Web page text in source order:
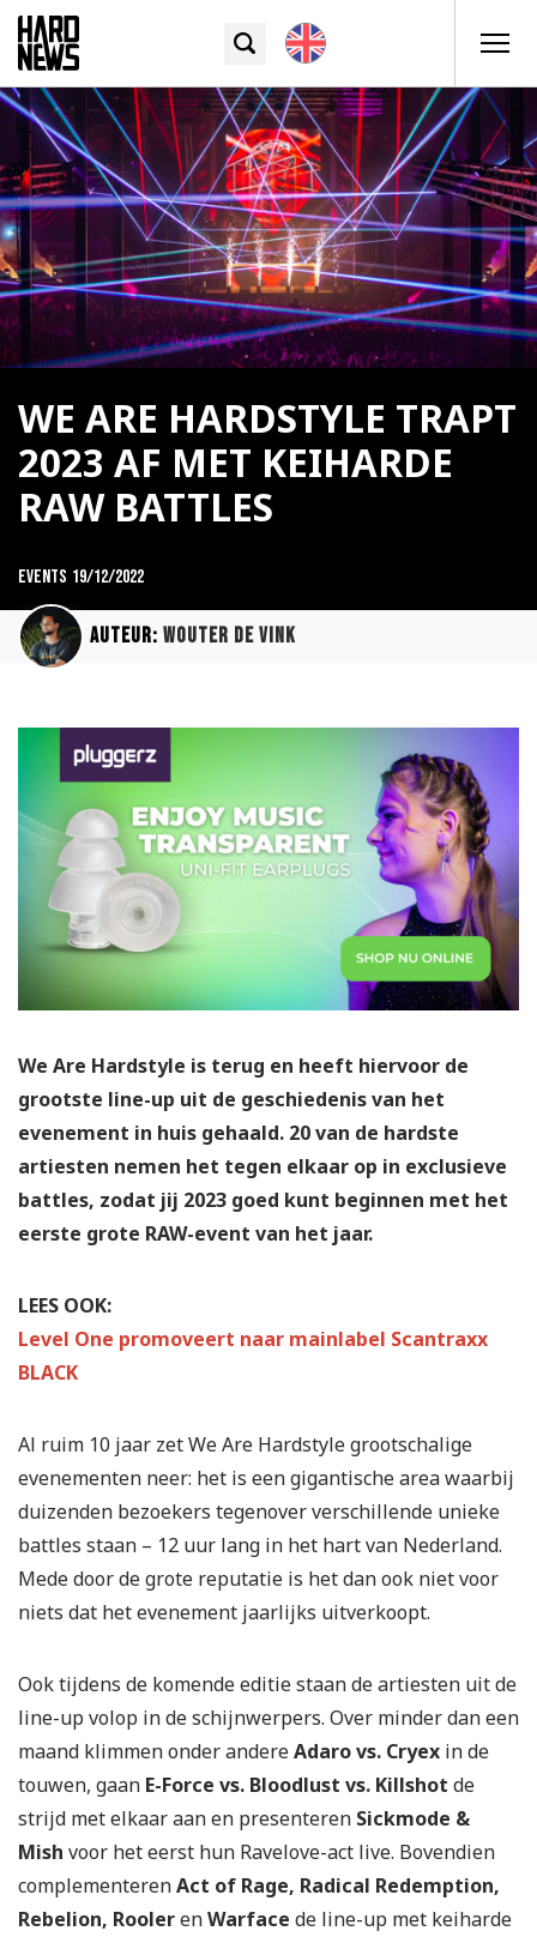
WE ARE HARDSTYLE TRAPT
2023 AF MET KEIHARDE
RAW BATTLES
Events 19/12/2022
Auteur: Wouter de Vink
We Are Hardstyle is terug en heeft hiervoor de
grootste line-up uit de geschiedenis van het
evenement in huis gehaald. 20 van de hardste
artiesten nemen het tegen elkaar op in exclusieve
battles, zodat jij 2023 goed kunt beginnen met het
eerste grote RAW-event van het jaar.
LEES OOK:
Level One promoveert naar mainlabel Scantraxx
BLACK
Al ruim 10 jaar zet We Are Hardstyle grootschalige
evenementen neer: het is een gigantische area waarbij
duizenden bezoekers tegenover verschillende unieke
battles staan – 12 uur lang in het hart van Nederland.
Mede door de grote reputatie is het dan ook niet voor
niets dat het evenement jaarlijks uitverkoopt.
Ook tijdens de komende editie staan de artiesten uit de
line-up volop in de schijnwerpers. Over minder dan een
maand klimmen onder andereAdaro vs. Cryex in de
touwen, gaan E-Force vs. Bloodlust vs. Killshot de
strijd met elkaar aan en presenteren Sickmode &
Mish voor het eerst hun Ravelove-act live. Bovendien
complementerenAct of Rage, Radical Redemption,
Rebelion, RoolerenWarface de line-up met keiharde